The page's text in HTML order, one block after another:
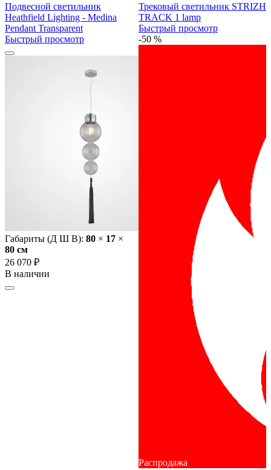
Подвесной светильник
Heathfield Lighting - Medina
Pendant Transparent
Быстрый просмотр
Габариты (Д Ш В): 80 × 17 ×
80 cм
26 070 ₽
В наличии
Трековый светильник STRIZH
TRACK 1 lamp
Быстрый просмотр
-50 %
Распродажа